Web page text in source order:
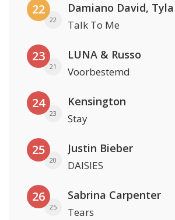
22
22 Talk To Me
23
21
LUNA & Russo
Voorbestemd
24
23
Kensington
Stay
25
20
Justin Bieber
DAISIES
26
25
Sabrina Carpenter
Tears